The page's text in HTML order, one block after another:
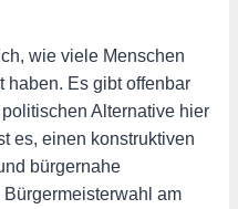
wie viele Menschen
haben. Es gibt offenbar
Alternative hier
es, einen konstruktiven
bürgernahe
am